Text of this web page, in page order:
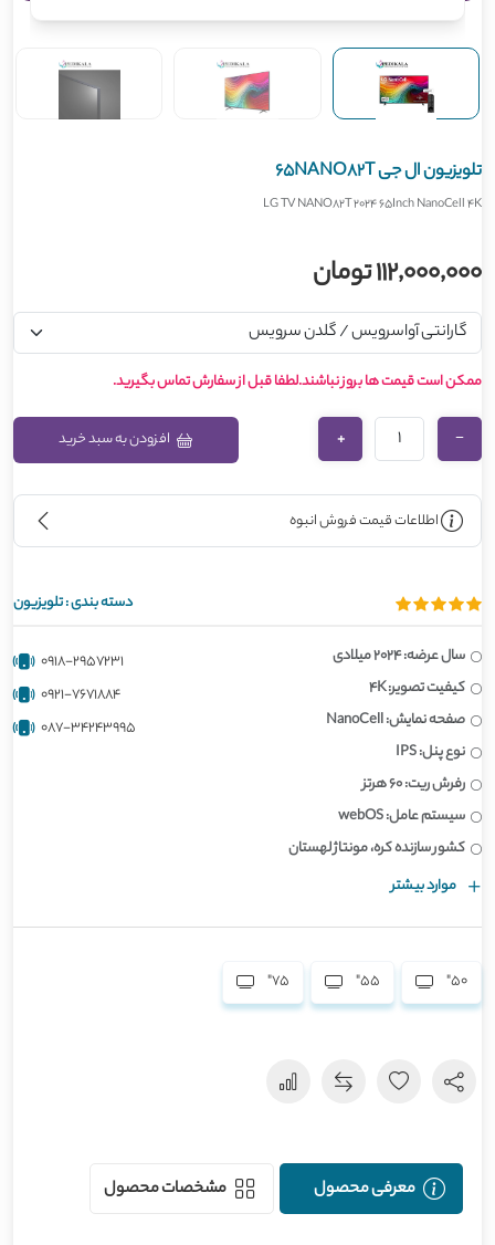
تلویزیون ال جی 65NANO82T
LG TV NANO82T 2024 65Inch NanoCell 4K
112,000,000 تومان
ممکن است قیمت ها بروز نباشند.لطفا قبل از سفارش تماس بگیرید.
−
+ افزودن به سبد خرید
اطلاعات قیمت فروش انبوه
دسته بندی :تلویزیون
سال عرضه: 2024 میلادی
کیفیت تصویر: 4K
صفحه نمایش: NanoCell
نوع پنل: IPS
رفرش ریت: 60 هرتز
سیستم عامل: webOS
کشور سازنده کره، مونتاژ لهستان
موارد بیشتر
0918-2957231
0921-7671884
087-34243995
50"
55"
75"
معرفی محصول مشخصات محصول